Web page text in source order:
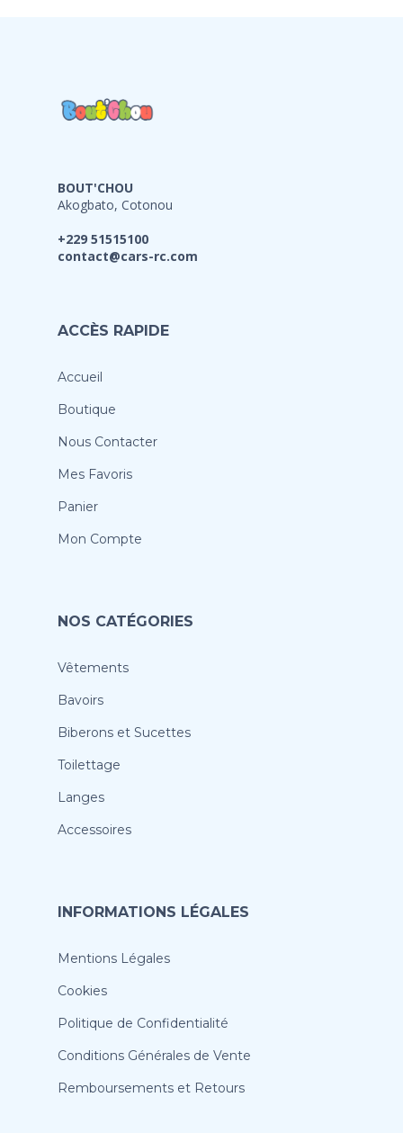
BOUT'CHOU
Akogbato, Cotonou
+229 51515100
contact@cars-rc.com
ACCÈS RAPIDE
Accueil
Boutique
Nous Contacter
Mes Favoris
Panier
Mon Compte
NOS CATÉGORIES
Vêtements
Bavoirs
Biberons et Sucettes
Toilettage
Langes
Accessoires
INFORMATIONS LÉGALES
Mentions Légales
Cookies
Politique de Confidentialité
Conditions Générales de Vente
Remboursements et Retours